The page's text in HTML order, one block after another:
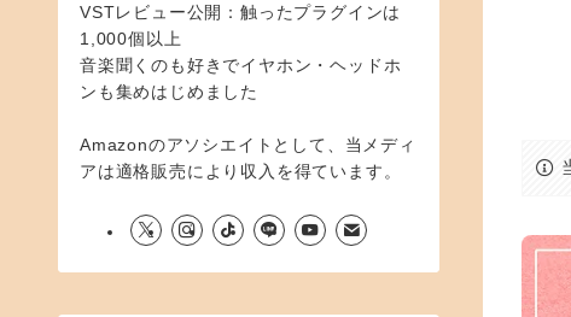
VSTレビュー公開：触ったプラグインは
1,000個以上
音楽聞くのも好きでイヤホン・ヘッドホ
ンも集めはじめました
Amazonのアソシエイトとして、当メディ
アは適格販売により収入を得ています。